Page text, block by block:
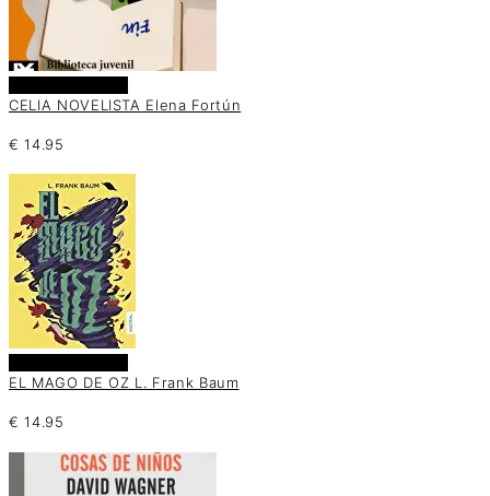
CELIA NOVELISTA Elena Fortún
€ 14.95
EL MAGO DE OZ L. Frank Baum
€ 14.95